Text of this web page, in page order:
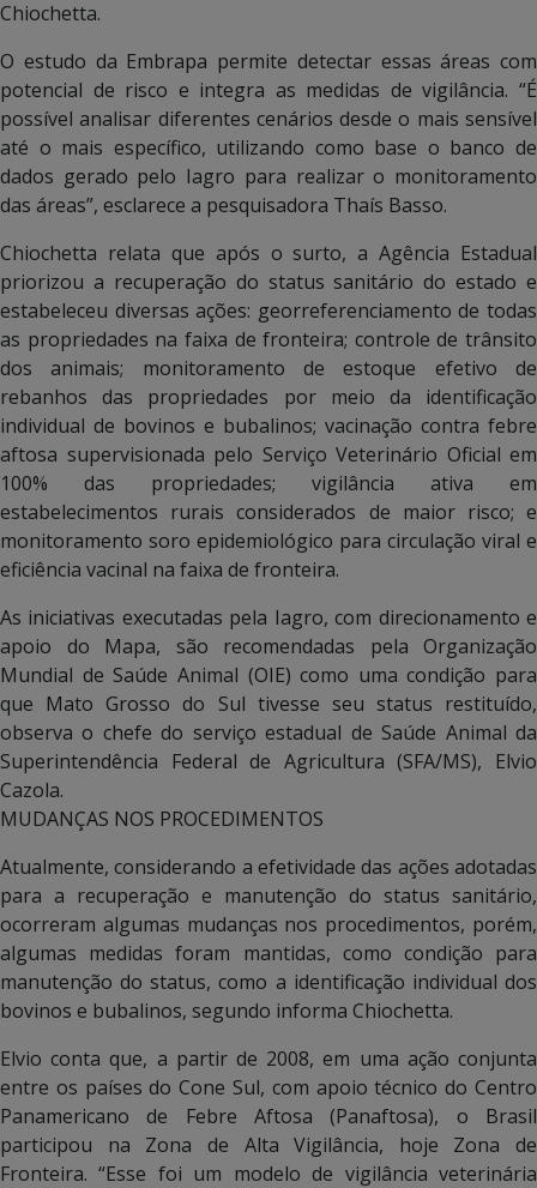
Chiochetta.
O estudo da Embrapa permite detectar essas áreas com
potencial de risco e integra as medidas de vigilância. “É
possível analisar diferentes cenários desde o mais sensível
até o mais específico, utilizando como base o banco de
dados gerado pelo Iagro para realizar o monitoramento
das áreas”, esclarece a pesquisadora Thaís Basso.
Chiochetta relata que após o surto, a Agência Estadual
priorizou a recuperação do status sanitário do estado e
estabeleceu diversas ações: georreferenciamento de todas
as propriedades na faixa de fronteira; controle de trânsito
dos animais; monitoramento de estoque efetivo de
rebanhos das propriedades por meio da identificação
individual de bovinos e bubalinos; vacinação contra febre
aftosa supervisionada pelo Serviço Veterinário Oficial em
100% das propriedades; vigilância ativa em
estabelecimentos rurais considerados de maior risco; e
monitoramento soro epidemiológico para circulação viral e
eficiência vacinal na faixa de fronteira.
As iniciativas executadas pela Iagro, com direcionamento e
apoio do Mapa, são recomendadas pela Organização
Mundial de Saúde Animal (OIE) como uma condição para
que Mato Grosso do Sul tivesse seu status restituído,
observa o chefe do serviço estadual de Saúde Animal da
Superintendência Federal de Agricultura (SFA/MS), Elvio
Cazola.
MUDANÇAS NOS PROCEDIMENTOS
Atualmente, considerando a efetividade das ações adotadas
para a recuperação e manutenção do status sanitário,
ocorreram algumas mudanças nos procedimentos, porém,
algumas medidas foram mantidas, como condição para
manutenção do status, como a identificação individual dos
bovinos e bubalinos, segundo informa Chiochetta.
Elvio conta que, a partir de 2008, em uma ação conjunta
entre os países do Cone Sul, com apoio técnico do Centro
Panamericano de Febre Aftosa (Panaftosa), o Brasil
participou na Zona de Alta Vigilância, hoje Zona de
Fronteira. “Esse foi um modelo de vigilância veterinária